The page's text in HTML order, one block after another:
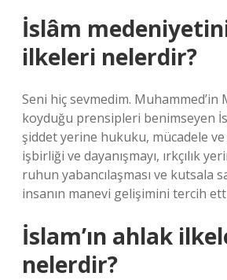
İslâm
ilkeleri nelerdir?
Seni hiç sevmedim. Muhammed’in
koyduğu prensipleri benimseyen
şiddet yerine hukuku, mücadele ve
işbirliği ve dayanışmayı, ırkçılık
ruhun yabancılaşması ve kutsala
insanın manevi gelişimini tercih
İslam’ın ahlak
nelerdir?